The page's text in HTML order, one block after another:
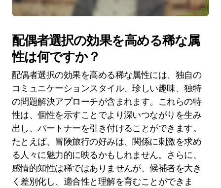
配偶者選択の効果を高める稀な属
性は何ですか？
配偶者選択の効果を高める稀な属性には、独自の
コミュニケーションスタイル、珍しい趣味、独特
の問題解決アプローチが含まれます。これらの特
性は、個性を示すことでより深いつながりを生み
出し、パートナーを引き付けることができます。
たとえば、冒険旅行の好みは、関係に刺激を求め
る人々に魅力的に映るかもしれません。さらに、
感情的知性は稀ではありませんが、候補者を大き
く差別化し、適合性と理解を育むことができま